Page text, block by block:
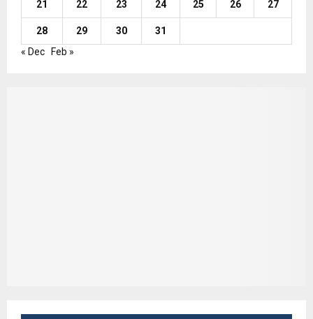
21 22 23 24 25 26 27
28 29 30
31
« Dec
Feb »